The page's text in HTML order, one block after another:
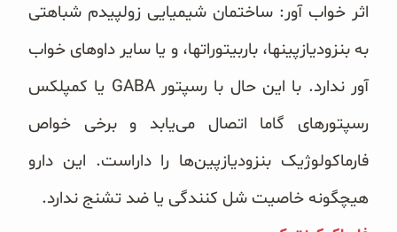
اثر خواب آور: ساختمان شیمیایی زولپیدم شباهتی
به بنزودیازپینها، باربیتوراتها، و یا سایر داوهای خواب
آور ندارد. با این ‏حال با رسپتور ‏GABA‏ یا کمپلکس
رسپتورهای گاما اتصال می‌یابد و برخی خواص
فارماکولوژیک بنزودیازپین‌ها را ‏داراست. این دارو
هیچگونه خاصیت شل کنندگی یا ضد تشنج ندارد.